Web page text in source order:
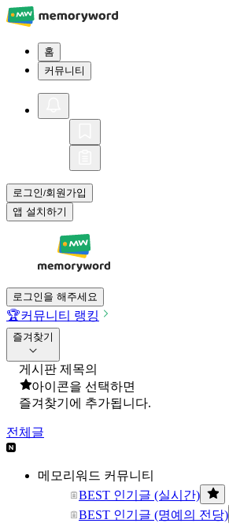
홈
커뮤니티
로그인/회원가입
앱 설치하기
로그인을 해주세요
🏆커뮤니티 랭킹
즐겨찾기
게시판 제목의
아이콘을 선택하면
즐겨찾기에 추가됩니다.
전체글
메모리워드 커뮤니티
BEST 인기글 (실시간)
BEST 인기글 (명예의 전당)